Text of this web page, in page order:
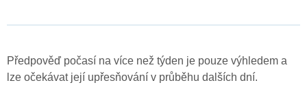
Předpověď počasí na více než týden je pouze výhledem a
lze očekávat její upřesňování v průběhu dalších dní.